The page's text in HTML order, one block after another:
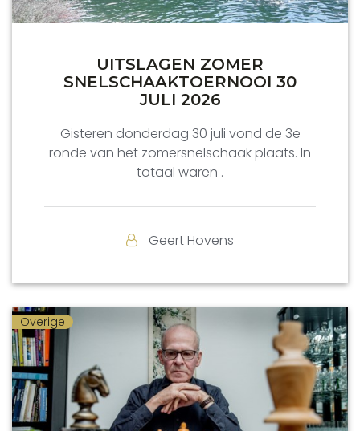
UITSLAGEN ZOMER
SNELSCHAAKTOERNOOI 30
JULI 2026
Gisteren donderdag 30 juli vond de 3e
ronde van het zomersnelschaak plaats. In
totaal waren .
Geert Hovens
Overige